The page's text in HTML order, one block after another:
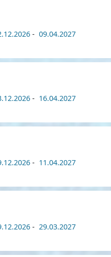
- 09.04.2027
- 16.04.2027
- 11.04.2027
- 29.03.2027